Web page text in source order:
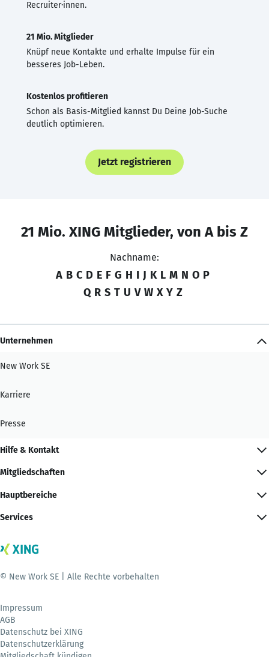
Recruiter·innen.
21 Mio. Mitglieder
Knüpf neue Kontakte und erhalte Impulse für ein
besseres Job-Leben.
Kostenlos profitieren
Schon als Basis-Mitglied kannst Du Deine Job-Suche
deutlich optimieren.
Jetzt registrieren
21 Mio. XING Mitglieder, von A bis Z
Nachname:
A B C D E F G H I J K L M N O P
Q R S T U V W X Y Z
Unternehmen
New Work SE
Karriere
Presse
Hilfe & Kontakt
Mitgliedschaften
Hauptbereiche
Services
© New Work SE | Alle Rechte vorbehalten
Impressum
AGB
Datenschutz bei XING
Datenschutzerklärung